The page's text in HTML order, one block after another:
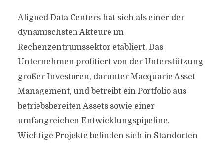
Aligned Data Centers hat sich als einer der
dynamischsten Akteure im
Rechenzentrumssektor etabliert. Das
Unternehmen profitiert von der Unterstützung
großer Investoren, darunter Macquarie Asset
Management, und betreibt ein Portfolio aus
betriebsbereiten Assets sowie einer
umfangreichen Entwicklungspipeline.
Wichtige Projekte befinden sich in Standorten